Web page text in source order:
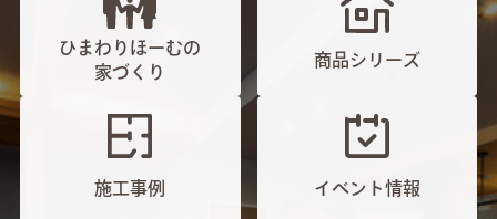
ひまわりほーむの
家づくり
商品シリーズ
施工事例 イベント情報